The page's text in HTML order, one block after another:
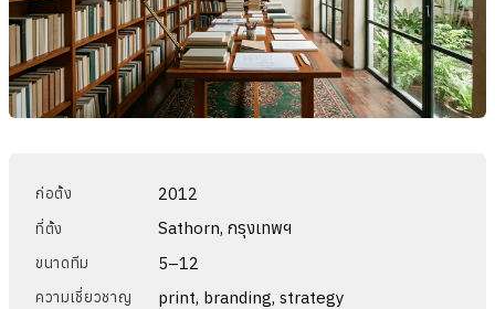
ก่อตั้ง 2012
ที่ตั้ง Sathorn, กรุงเทพฯ
ขนาดทีม 5–12
ความเชี่ยวชาญ print, branding, strategy